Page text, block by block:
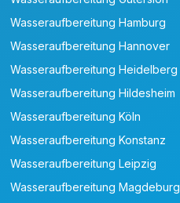
Wasseraufbereitung Hamburg
Wasseraufbereitung Hannover
Wasseraufbereitung Heidelberg
Wasseraufbereitung Hildesheim
Wasseraufbereitung Köln
Wasseraufbereitung Konstanz
Wasseraufbereitung Leipzig
Wasseraufbereitung Magdeburg